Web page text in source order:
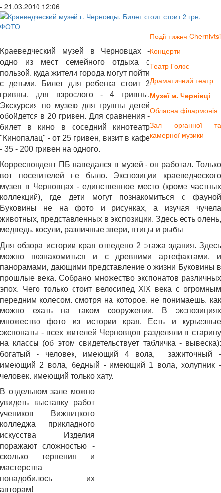
- 21.03.2010 12:06
Події тижня Chernivtsi
Концерти
Театр Голос
Драматичний театр
Музеї м. Чернівці
Обласна філармонія
Зал органної та
камерної музики
Краеведческий музей в Черновцах -
одно из мест семейного отдыха с
пользой, куда жители города могут пойти
с детьми. Билет для ребенка стоит 2
гривны, для взрослого - 4 гривны.
Экскурсия по музею для группы детей
обойдется в 20 гривен. Для сравнения -
билет в кино в соседний кинотеатр
"Кинопалац" - от 25 гривен, визит в кафе
- 35 - 200 гривен на одного.
Корреспондент ПБ наведался в музей - он работал. Только
вот посетителей не было. Экспозиции краеведческого
музея в Черновцах - единственное место (кроме частных
коллекций), где дети могут познакомиться с фауной
Буковины не на фото и рисунках, а изучая чучела
животных, представленных в экспозиции. Здесь есть олень,
медведь, косули, различные звери, птицы и рыбы.
Для обзора истории края отведено 2 этажа здания. Здесь
можно познакомиться и с древними артефактами, и
панорамами, дающими представление о жизни Буковины в
прошлые века. Собрано множество экспонатов различных
эпох. Чего только стоит велосипед ХІХ века с огромным
передним колесом, смотря на которое, не понимаешь, как
можно ехать на таком сооружении. В экспозициях
множество фото из истории края. Есть и курьезные
экспонаты - всех жителей Черновцов разделяли в старину
на классы (об этом свидетельствует табличка - вывеска):
богатый - человек, имеющий 4 вола, зажиточный -
имеющий 2 вола, бедный - имеющий 1 вола, холупник -
человек, имеющий только хату.
В отдельном зале можно
увидеть выставку работ
учеников Вижницкого
колледжа прикладного
искусства. Изделия
поражают сложностью -
сколько терпения и
мастерства
понадобилось их
авторам!